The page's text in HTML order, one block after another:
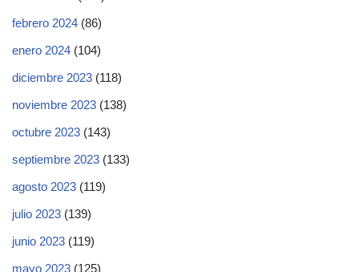
febrero 2024 (86)
enero 2024 (104)
diciembre 2023 (118)
noviembre 2023 (138)
octubre 2023 (143)
septiembre 2023 (133)
agosto 2023 (119)
julio 2023 (139)
junio 2023 (119)
mayo 2023 (125)